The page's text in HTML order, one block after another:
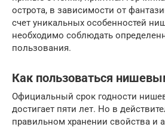
острота, в зависимости от
счет уникальных особенностей
необходимо соблюдать
пользования.
Как пользоваться
Официальный срок годности
достигает пяти лет. Но в
правильном хранении свойства и